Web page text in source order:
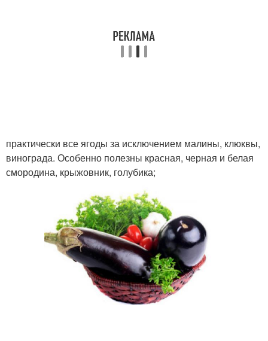
практически все ягоды за исключением малины, клюквы,
винограда. Особенно полезны красная, черная и белая
смородина, крыжовник, голубика;